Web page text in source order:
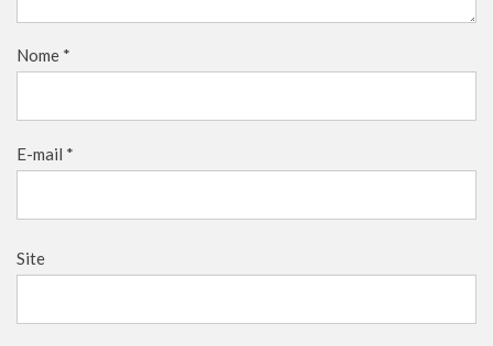
Nome *
E-mail *
Site